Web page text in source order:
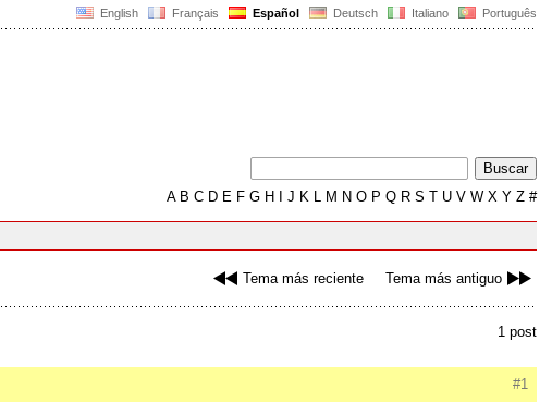
English Français Español Deutsch Italiano Português
AB C D E F G H J K L M N O P Q R S T U V W X Y Z #
Tema más reciente Tema más antiguo
1 post
#1